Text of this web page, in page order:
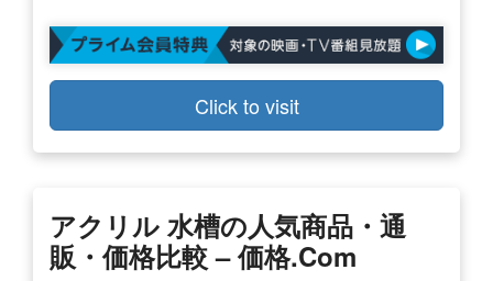
Click to visit
アクリル 水槽の人気商品・通
販・価格比較 – 価格.com